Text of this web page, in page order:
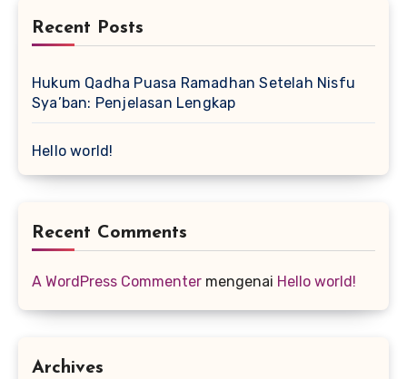
Recent Posts
Hukum Qadha Puasa Ramadhan Setelah Nisfu
Sya’ban: Penjelasan Lengkap
Hello world!
Recent Comments
A WordPress Commenter mengenai Hello world!
Archives